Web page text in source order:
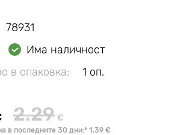
78931
Има наличност
в опаковка:
1 оп.
2.29 €
в последните 30 дни:* 1.39 €